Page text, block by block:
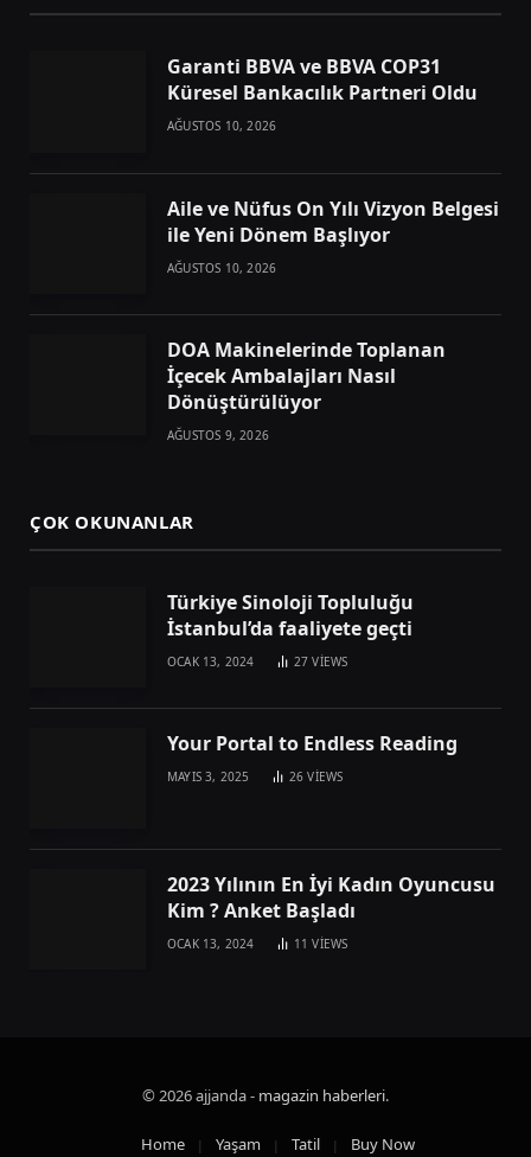
Garanti BBVA ve BBVA COP31
Küresel Bankacılık Partneri Oldu
AĞUSTOS 10, 2026
Aile ve Nüfus On Yılı Vizyon Belgesi
ile Yeni Dönem Başlıyor
AĞUSTOS 10, 2026
DOA Makinelerinde Toplanan
İçecek Ambalajları Nasıl
Dönüştürülüyor
AĞUSTOS 9, 2026
ÇOK OKUNANLAR
Türkiye Sinoloji Topluluğu
İstanbul’da faaliyete geçti
OCAK 13, 2024 27VIEWS
Your Portal to Endless Reading
MAYIS 3, 2025 26VIEWS
2023 Yılının En İyi Kadın Oyuncusu
Kim ? Anket Başladı
OCAK 13, 2024 11VIEWS
© 2026 ajjanda - magazin haberleri.
Home Yaşam Tatil Buy Now